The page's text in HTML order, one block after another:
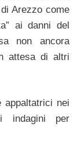
Arezzo come
ai danni del
non ancora
attesa di altri
appaltatrici nei
indagini per